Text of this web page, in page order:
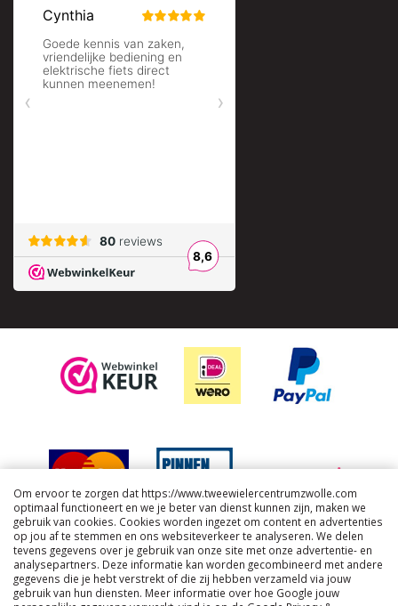
Om ervoor te zorgen dat https://www.tweewielercentrumzwolle.com
optimaal functioneert en we je beter van dienst kunnen zijn, maken we
gebruik van cookies. Cookies worden ingezet om content en advertenties
op jou af te stemmen en ons websiteverkeer te analyseren. We delen
tevens gegevens over je gebruik van onze site met onze advertentie- en
analysepartners. Deze informatie kan worden gecombineerd met andere
gegevens die je hebt verstrekt of die zij hebben verzameld via jouw
gebruik van hun diensten. Meer informatie over hoe Google jouw